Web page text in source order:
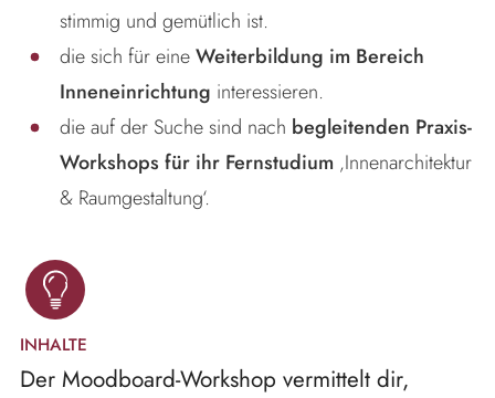
stimmig und gemütlich ist.
die sich für eineWeiterbildung im Bereich
Inneneinrichtung interessieren.
die auf der Suche sind nach begleitenden Praxis-
Workshops für ihr Fernstudium ‚Innenarchitektur
& Raumgestaltung‘.
INHALTE
Der Moodboard-Workshop vermittelt dir,